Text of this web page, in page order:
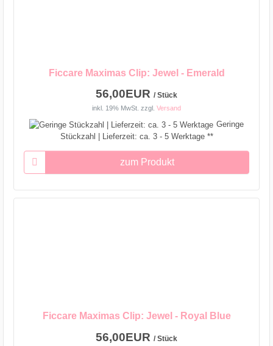
Ficcare Maximas Clip: Jewel - Emerald
56,00EUR / Stück
inkl. 19% MwSt. zzgl. Versand
Geringe
Stückzahl | Lieferzeit: ca. 3 - 5 Werktage **
zum Produkt
Ficcare Maximas Clip: Jewel - Royal Blue
56,00EUR / Stück